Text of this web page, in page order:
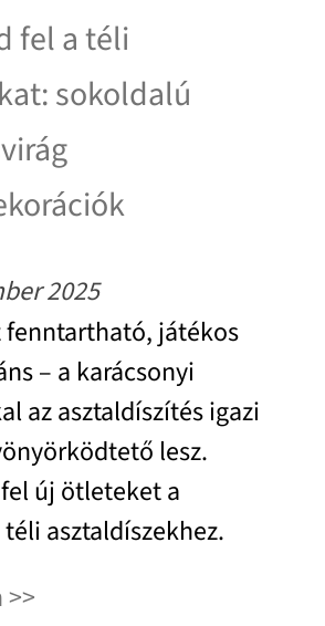
fel a téli
sokoldalú
2025
fenntartható, játékos
– a karácsonyi
az asztaldíszítés igazi
lesz.
új ötleteket a
asztaldíszekhez.